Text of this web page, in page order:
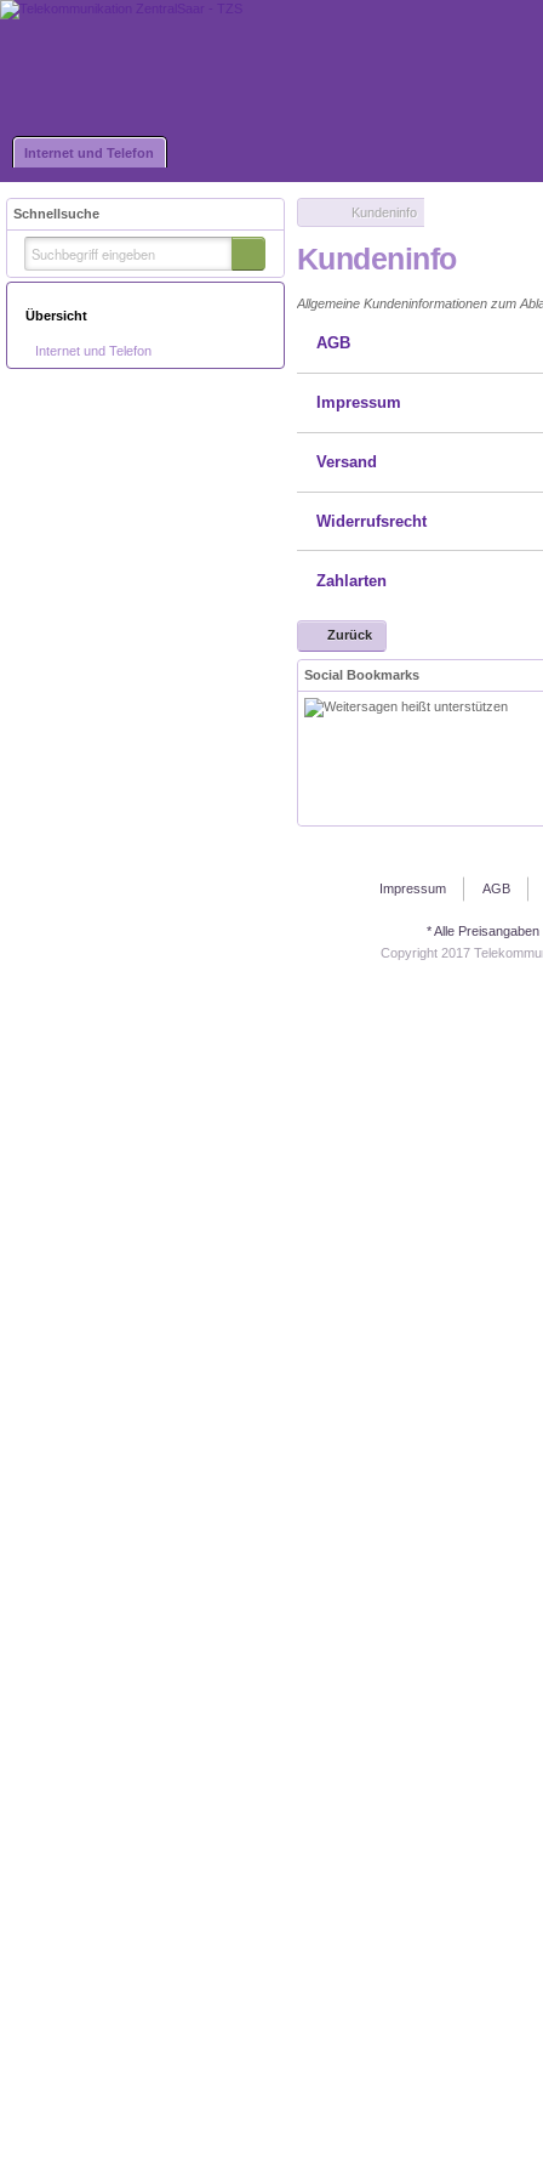
Internet und Telefon
Schnellsuche
Übersicht
Internet und Telefon
Kundeninfo
Kundeninfo
Allgemeine Kundeninformationen zum
AGB
Impressum
Versand
Widerrufsrecht
Zahlarten
Zurück
Social Bookmarks
Impressum AGB
* Alle
Copyright 2017